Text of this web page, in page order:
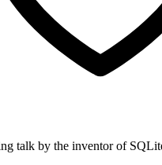
talk by the inventor of